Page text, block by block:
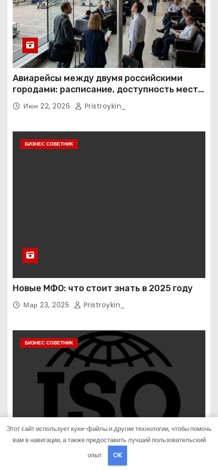
Авиарейсы между двумя российскими
городами: расписание, доступность мест и
тарифные условия
Июн 22, 2026 Pristroykin_
БИЗНЕС СОВЕТНИК
Новые МФО: что стоит знать в 2025 году
Мар 23, 2025 Pristroykin_
БИЗНЕС СОВЕТНИК
Этот сайт использует куки-файлы и другие технологии, чтобы помочь
вам в навигации, а также предоставить лучший пользовательский
опыт.
OK